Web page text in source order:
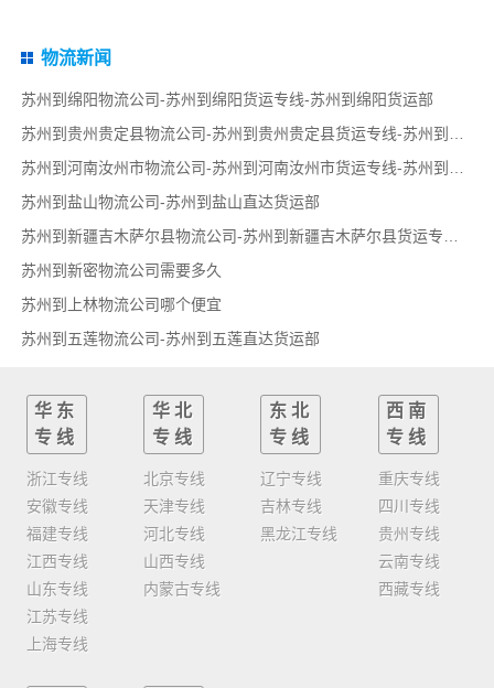
物流新闻
苏州到绵阳物流公司-苏州到绵阳货运专线-苏州到绵阳货运部
苏州到盐山物流公司-苏州到盐山直达货运部
苏州到新密物流公司需要多久
苏州到上林物流公司哪个便宜
苏州到五莲物流公司-苏州到五莲直达货运部
华东
专线
浙江专线
安徽专线
福建专线
江西专线
山东专线
江苏专线
上海专线
华北
专线
北京专线
天津专线
河北专线
山西专线
内蒙古专线
东北
专线
辽宁专线
吉林专线
黑龙江专线
西南
专线
重庆专线
四川专线
贵州专线
云南专线
西藏专线